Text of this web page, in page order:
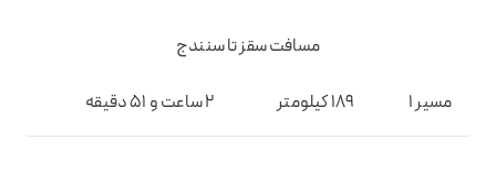
مسافت سقز تا سنندج
مسیر 1 189 کیلومتر 2 ساعت و 51 دقیقه